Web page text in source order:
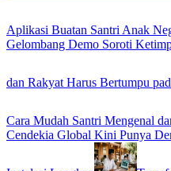
Aplikasi Buatan Santri Anak
Gelombang Demo Soroti
dan Rakyat Harus Bertumpu
Cara Mudah Santri Mengenal
Cendekia Global Kini Punya